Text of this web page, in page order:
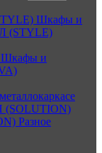
Шкафы и
(STYLE)
Шкафы и
Разное